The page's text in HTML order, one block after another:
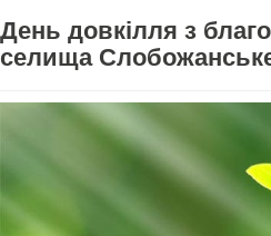
День довкілля з
селища